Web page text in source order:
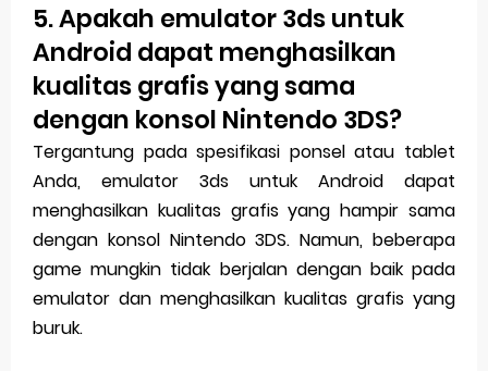
5. Apakah emulator 3ds untuk
Android dapat menghasilkan
kualitas grafis yang sama
dengan konsol Nintendo 3DS?
Tergantung pada spesifikasi ponsel atau tablet
Anda, emulator 3ds untuk Android dapat
menghasilkan kualitas grafis yang hampir sama
dengan konsol Nintendo 3DS. Namun, beberapa
game mungkin tidak berjalan dengan baik pada
emulator dan menghasilkan kualitas grafis yang
buruk.